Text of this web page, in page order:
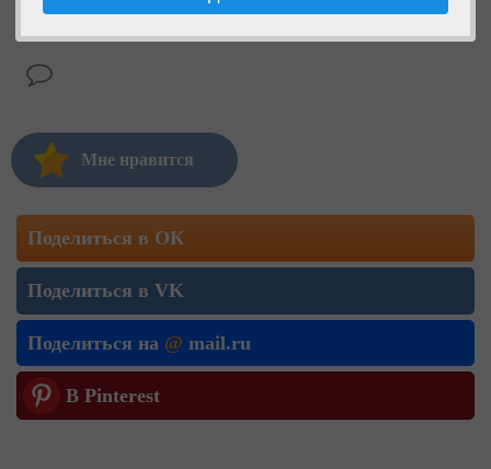
Мне нравится
Поделиться в ОК
Поделиться в VK
Поделиться на @ mail.ru
В Pinterest